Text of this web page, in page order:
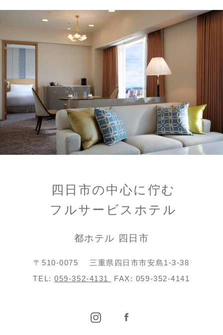
四日市の中心に佇む
フルサービスホテル
都ホテル 四日市
〒510-0075
三重県四日市市安島1-3-38
TEL:059-352-4131 FAX: 059-352-4141